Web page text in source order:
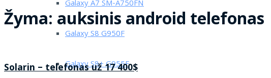
Galaxy A7 SM-A750FN
Galaxy S8 G950F
Galaxy S8+ G955F
Žyma: auksinis android telefonas
Solarin – telefonas už 17 400$